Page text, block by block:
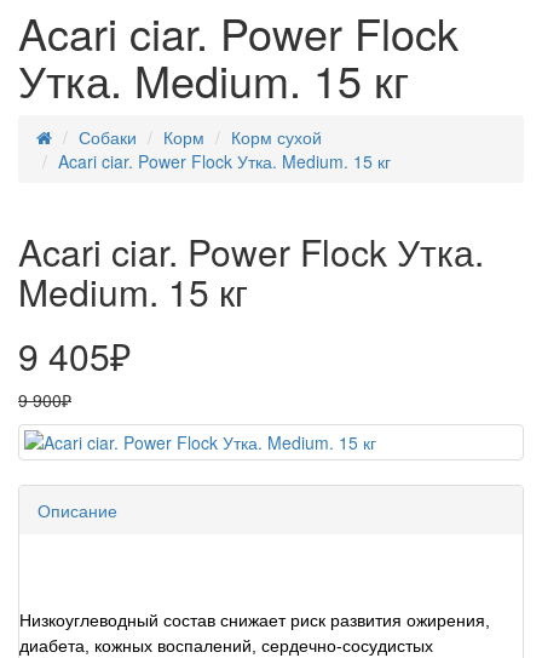
Acari ciar. Power Flock
Утка. Medium. 15 кг
Собаки Корм
Корм сухой
Acari ciar. Power Flock Утка. Medium. 15 кг
Acari ciar. Power Flock Утка.
Medium. 15 кг
9 405₽
9 900₽
Описание
Низкоуглеводный состав снижает риск развития ожирения,
диабета, кожных воспалений, сердечно-сосудистых